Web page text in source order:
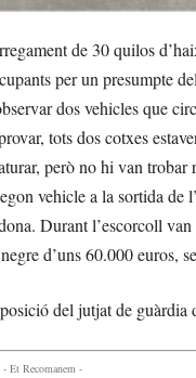
de 30 quilos
per un presumpte
dos vehicles que
tots dos cotxes
però no hi van trobar
vehicle a la sortida de
Durant l’escorcoll
d’uns 60.000 euros,
del jutjat de guàrdia
- Et Recomanem -